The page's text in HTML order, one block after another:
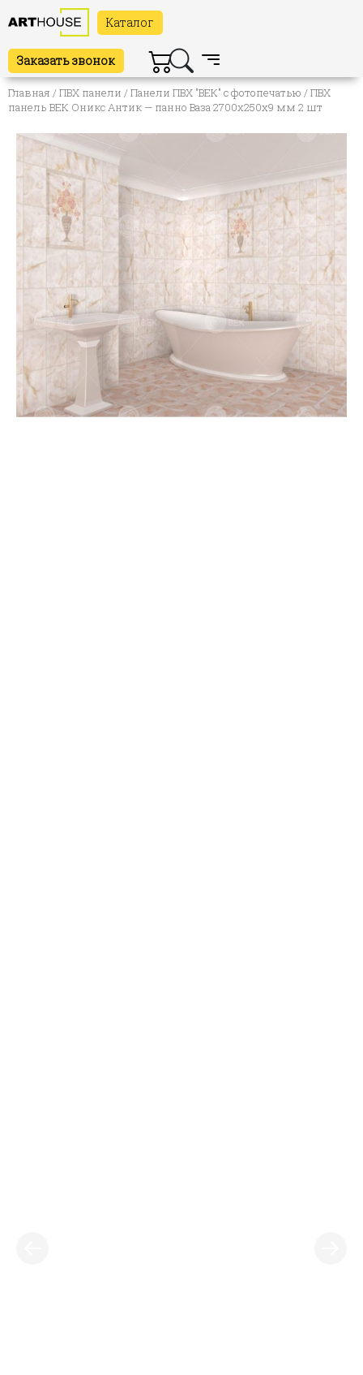
Каталог
Заказать звонок
Главная /ПВХ панели /Панели ПВХ "ВЕК" с фотопечатью / ПВХ
панель ВЕК Оникс Антик — панно Ваза 2700х250х9 мм 2 шт